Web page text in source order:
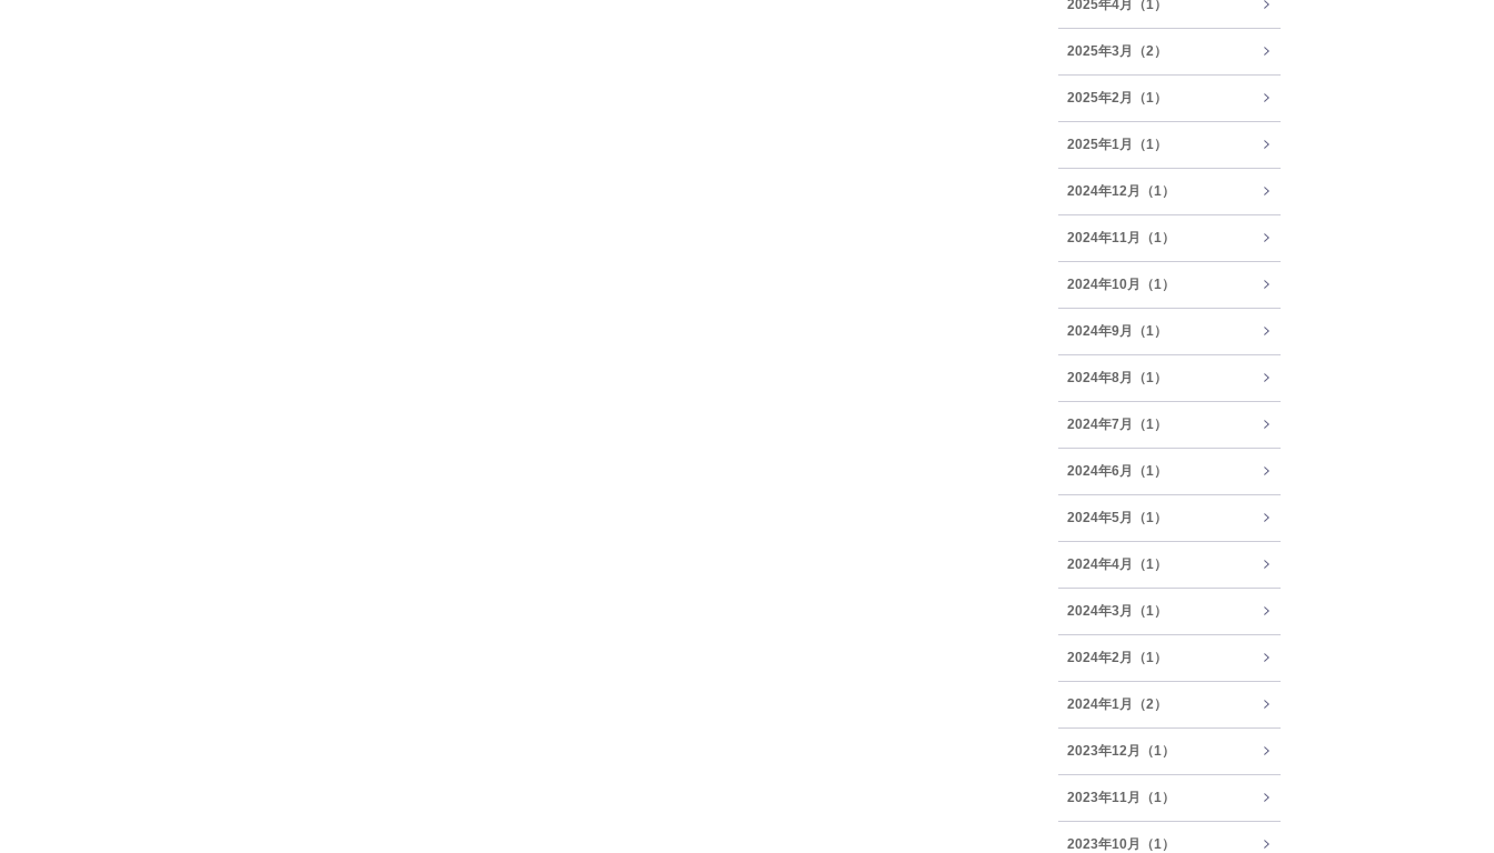
2025年4月（1）
2025年3月（2）
2025年2月（1）
2025年1月（1）
2024年12月（1）
2024年11月（1）
2024年10月（1）
2024年9月（1）
2024年8月（1）
2024年7月（1）
2024年6月（1）
2024年5月（1）
2024年4月（1）
2024年3月（1）
2024年2月（1）
2024年1月（2）
2023年12月（1）
2023年11月（1）
2023年10月（1）